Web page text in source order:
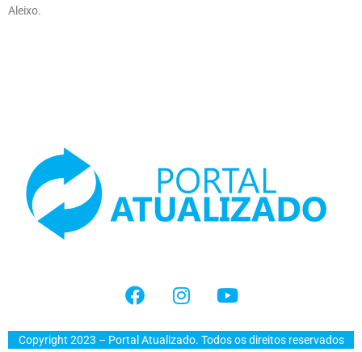
Aleixo.
Copyright 2023 – Portal Atualizado. Todos os direitos reservados